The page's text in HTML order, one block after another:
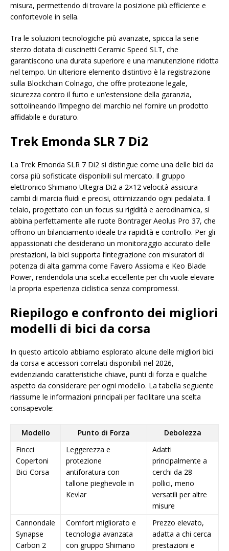
misura, permettendo di trovare la posizione più efficiente e
confortevole in sella.
Tra le soluzioni tecnologiche più avanzate, spicca la serie
sterzo dotata di cuscinetti Ceramic Speed SLT, che
garantiscono una durata superiore e una manutenzione ridotta
nel tempo. Un ulteriore elemento distintivo è la registrazione
sulla Blockchain Colnago, che offre protezione legale,
sicurezza contro il furto e un’estensione della garanzia,
sottolineando l’impegno del marchio nel fornire un prodotto
affidabile e duraturo.
Trek Emonda SLR 7 Di2
La Trek Emonda SLR 7 Di2 si distingue come una delle bici da
corsa più sofisticate disponibili sul mercato. Il gruppo
elettronico Shimano Ultegra Di2 a 2×12 velocità assicura
cambi di marcia fluidi e precisi, ottimizzando ogni pedalata. Il
telaio, progettato con un focus su rigidità e aerodinamica, si
abbina perfettamente alle ruote Bontrager Aeolus Pro 37, che
offrono un bilanciamento ideale tra rapidità e controllo. Per gli
appassionati che desiderano un monitoraggio accurato delle
prestazioni, la bici supporta l’integrazione con misuratori di
potenza di alta gamma come Favero Assioma e Keo Blade
Power, rendendola una scelta eccellente per chi vuole elevare
la propria esperienza ciclistica senza compromessi.
Riepilogo e confronto dei migliori
modelli di bici da corsa
In questo articolo abbiamo esplorato alcune delle migliori bici
da corsa e accessori correlati disponibili nel 2026,
evidenziando caratteristiche chiave, punti di forza e qualche
aspetto da considerare per ogni modello. La tabella seguente
riassume le informazioni principali per facilitare una scelta
consapevole:
Modello Punto di Forza
Debolezza
Fincci
Copertoni
Bici Corsa
Leggerezza e
protezione
antiforatura con
tallone pieghevole in
Kevlar
Adatti
principalmente a
cerchi da 28
pollici, meno
versatili per altre
misure
Cannondale
Synapse
Carbon 2
Comfort migliorato e
tecnologia avanzata
con gruppo Shimano
Prezzo elevato,
adatta a chi cerca
prestazioni e